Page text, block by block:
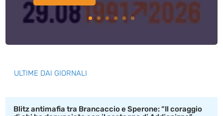
ULTIME DAI GIORNALI
Blitz antimafia tra Brancaccio e Sperone: “Il coraggio